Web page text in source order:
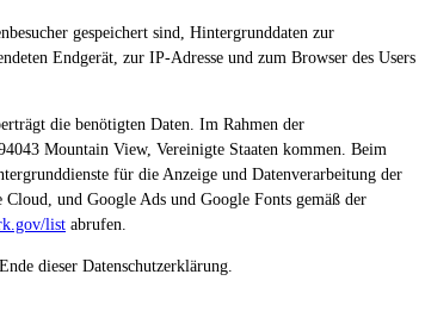
gespeichert sind, Hintergrunddaten zur
Endgerät, zur IP-Adresse und zum Browser des Users
die benötigten Daten. Im Rahmen der
Mountain View, Vereinigte Staaten kommen. Beim
für die Anzeige und Datenverarbeitung der
und Google Ads und Google Fonts gemäß der
list abrufen.
dieser Datenschutzerklärung.